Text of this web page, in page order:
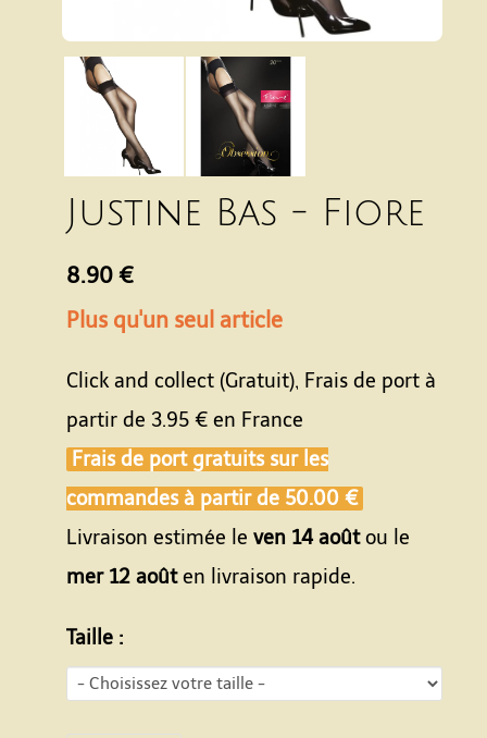
Justine Bas - Fiore
8.90 €
Plus qu'un seul article
Click and collect (Gratuit), Frais de port à
partir de 3.95 € en France
Frais de port gratuits sur les
commandes à partir de 50.00 €
Livraison estimée le ven 14 aoûtou le
mer 12 aoûten livraison rapide.
Taille :